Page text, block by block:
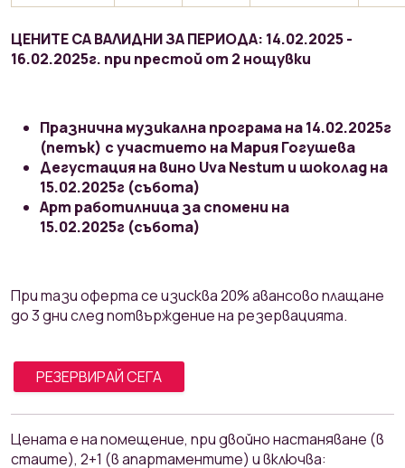
ЦЕНИТЕ СА ВАЛИДНИ ЗА ПЕРИОДА: 14.02.2025 -
16.02.2025г. при престой от 2 нощувки
Празнична музикална програма на 14.02.2025г
(петък) с участието на Мария Гогушева
Дегустация на вино Uva Nestum и шоколад на
15.02.2025г (събота)
Арт работилница за спомени на
15.02.2025г (събота)
При тази оферта се изисква 20% авансово плащане
до 3 дни след потвърждение на резервацията.
РЕЗЕРВИРАЙ СЕГА
Ценaтa е на помещение, при двойно настаняване (в
стаите), 2+1 (в апартаментите) и включва: